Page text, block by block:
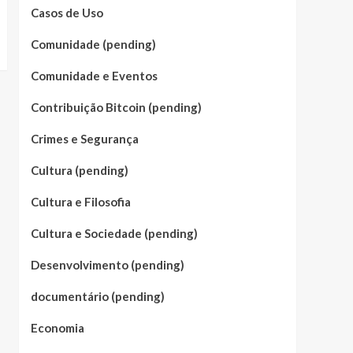
Casos de Uso
Comunidade (pending)
Comunidade e Eventos
Contribuição Bitcoin (pending)
Crimes e Segurança
Cultura (pending)
Cultura e Filosofia
Cultura e Sociedade (pending)
Desenvolvimento (pending)
documentário (pending)
Economia